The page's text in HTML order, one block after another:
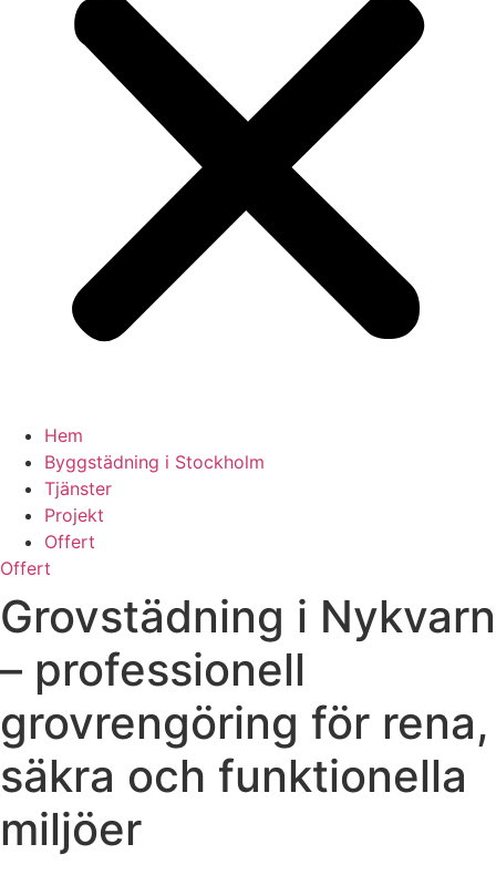
Hem
Byggstädning i Stockholm
Tjänster
Projekt
Offert
Offert
Grovstädning i Nykvarn
– professionell
grovrengöring för rena,
säkra och funktionella
miljöer